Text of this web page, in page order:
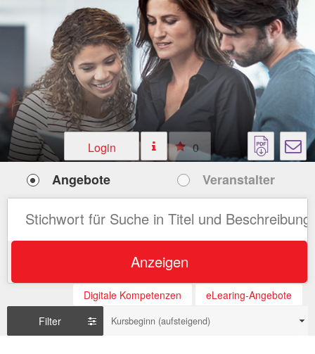
Login 0
Angebote Veranstalter
Anzeigen
Digitale Kompetenzen
eLearing-Angebote
Filter
Kursbeginn (aufsteigend)